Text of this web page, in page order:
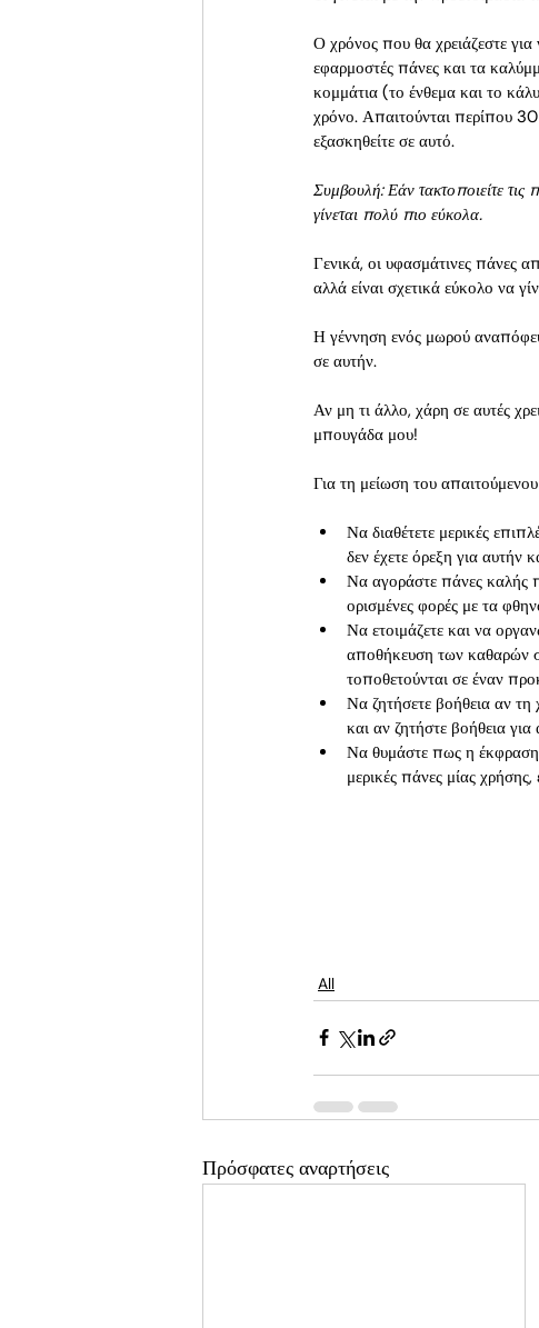
Ο χρόνος που θα χρειάζεστε
εφαρμοστές πάνες και τα
κομμάτια (το ένθεμα και το
χρόνο. Απαιτούνται περίπου 30
εξασκηθείτε σε αυτό.
Συμβουλή: Εάν τακτοποιείτε
γίνεται πολύ πιο εύκολα.
Γενικά, οι υφασμάτινες πάνες
αλλά είναι σχετικά εύκολο να
Η γέννηση ενός μωρού
σε αυτήν.
Αν μη τι άλλο, χάρη σε αυτές
μπουγάδα μου!
Για τη μείωση του
Να διαθέτετε μερικές
δεν έχετε όρεξη για αυτήν
Να αγοράστε πάνες καλής
ορισμένες φορές με τα
Να ετοιμάζετε και να
αποθήκευση των καθαρών
τοποθετούνται σε έναν
Να ζητήσετε βοήθεια αν τη
και αν ζητήστε βοήθεια
Να θυμάστε πως η έκφραση
μερικές πάνες μίας
All
Πρόσφατες αναρτήσεις